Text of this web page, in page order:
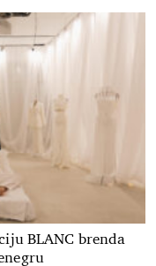
BLANC brenda